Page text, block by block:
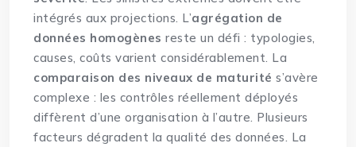
intégrés aux projections. L’agrégation de
données homogènes reste un défi : typologies,
causes, coûts varient considérablement. La
comparaison des niveaux de maturité s’avère
complexe : les contrôles réellement déployés
diffèrent d’une organisation à l’autre. Plusieurs
facteurs dégradent la qualité des données. La